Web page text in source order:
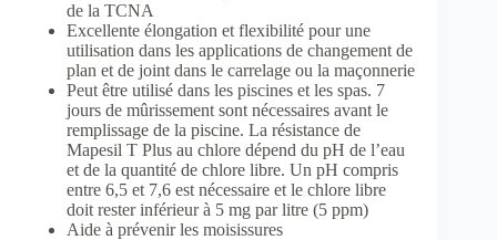
de la TCNA
Excellente élongation et flexibilité pour une
utilisation dans les applications de changement de
plan et de joint dans le carrelage ou la maçonnerie
Peut être utilisé dans les piscines et les spas. 7
jours de mûrissement sont nécessaires avant le
remplissage de la piscine. La résistance de
Mapesil T Plus au chlore dépend du pH de l’eau
et de la quantité de chlore libre. Un pH compris
entre 6,5 et 7,6 est nécessaire et le chlore libre
doit rester inférieur à 5 mg par litre (5 ppm)
Aide à prévenir les moisissures